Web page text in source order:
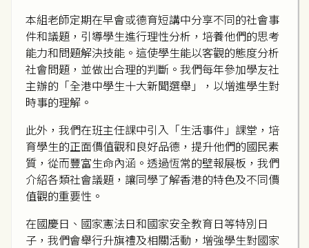
本組老師定期在早會或德育短講中分享不同的社會事
件和議題，引導學生進行理性分析，培養他們的思考
能力和問題解決技能。這使學生能以客觀的態度分析
社會問題，並做出合理的判斷。我們每年參加學友社
主辦的「全港中學生十大新聞選舉」，以增進學生對
時事的理解。
此外，我們在班主任課中引入「生活事件」課堂，培
育學生的正面價值觀和良好品德，提升他們的國民素
質，從而豐富生命內涵。透過恆常的壁報展板，我們
介紹各類社會議題，讓同學了解香港的特色及不同價
值觀的重要性。
在國慶日、國家憲法日和國家安全教育日等特別日
子，我們會舉行升旗禮及相關活動，增強學生對國家